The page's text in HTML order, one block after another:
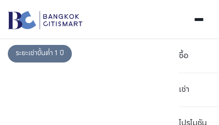
ซื้อ
เช่า
ระยะเช่าขั้นต่ำ 1 ปี